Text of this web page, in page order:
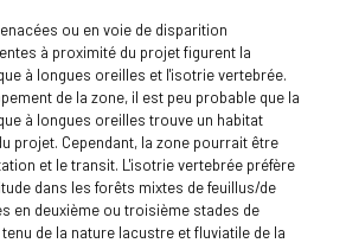
ou en voie de disparition
à proximité du projet figurent la
à longues oreilles et l'isotrie vertebrée.
de la zone, il est peu probable que la
à longues oreilles trouve un habitat
projet. Cependant, la zone pourrait être
et le transit. L'isotrie vertebrée préfère
dans les forêts mixtes de feuillus/de
en deuxième ou troisième stades de
de la nature lacustre et fluviatile de la